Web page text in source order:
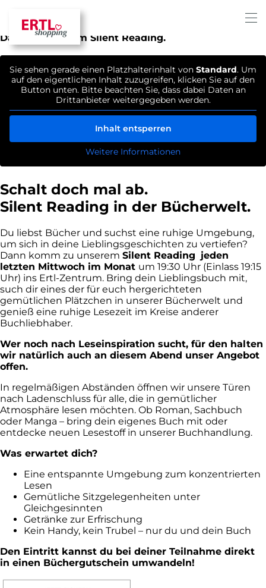
Du liebst Bücher und suchst eine ruhige Umgebung,
um sich in deine Lieblingsgeschichten zu vertiefen?
Dann komm zum Silent Reading.
Sie sehen gerade einen Platzhalterinhalt von Standard. Um
auf den eigentlichen Inhalt zuzugreifen, klicken Sie auf den
Button unten. Bitte beachten Sie, dass dabei Daten an
Drittanbieter weitergegeben werden.
Inhalt entsperren
Weitere Informationen
Schalt doch mal ab.
Silent Reading in der Bücherwelt.
Du liebst Bücher und suchst eine ruhige Umgebung,
um sich in deine Lieblingsgeschichten zu vertiefen?
Dann komm zu unserem Silent Reading jeden
letzten Mittwoch im Monat um 19:30 Uhr (Einlass 19:15
Uhr) ins Ertl-Zentrum. Bring dein Lieblingsbuch mit,
such dir eines der für euch hergerichteten
gemütlichen Plätzchen in unserer Bücherwelt und
genieß eine ruhige Lesezeit im Kreise anderer
Buchliebhaber.
Wer noch nach Leseinspiration sucht, für den halten
wir natürlich auch an diesem Abend unser Angebot
offen.
In regelmäßigen Abständen öffnen wir unsere Türen
nach Ladenschluss für alle, die in gemütlicher
Atmosphäre lesen möchten. Ob Roman, Sachbuch
oder Manga – bring dein eigenes Buch mit oder
entdecke neuen Lesestoff in unserer Buchhandlung.
Was erwartet dich?
Eine entspannte Umgebung zum konzentrierten
Lesen
Gemütliche Sitzgelegenheiten unter
Gleichgesinnten
Getränke zur Erfrischung
Kein Handy, kein Trubel – nur du und dein Buch
Den Eintritt kannst du bei deiner Teilnahme direkt
in einen Büchergutschein umwandeln!